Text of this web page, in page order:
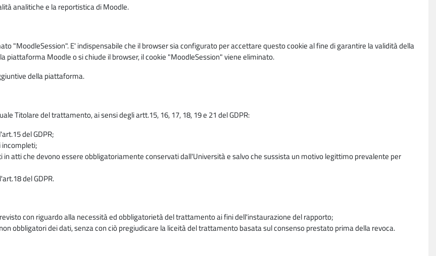
analitiche e la reportistica di Moodle.
"MoodleSession". E' indispensabile che il browser sia configurato per accettare questo cookie al fine di garantire la validità della
piattaforma Moodle o si chiude il browser, il cookie "MoodleSession" viene eliminato.
della piattaforma.
Titolare del trattamento, ai sensi degli artt.15, 16, 17, 18, 19 e 21 del GDPR:
del GDPR;
incompleti;
atti che devono essere obbligatoriamente conservati dall'Università e salvo che sussista un motivo legittimo prevalente per
del GDPR.
con riguardo alla necessità ed obbligatorietà del trattamento ai fini dell'instaurazione del rapporto;
obbligatori dei dati, senza con ciò pregiudicare la liceità del trattamento basata sul consenso prestato prima della revoca.